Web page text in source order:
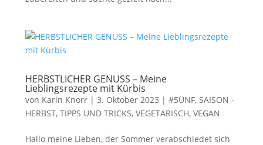
HERBSTLICHER GENUSS – Meine
Lieblingsrezepte mit Kürbis
von Karin Knorr| 3. Oktober 2023 | #5ÜNF, SAISON -
HERBST, TIPPS UND TRICKS, VEGETARISCH, VEGAN
Hallo meine Lieben, der Sommer verabschiedet sich